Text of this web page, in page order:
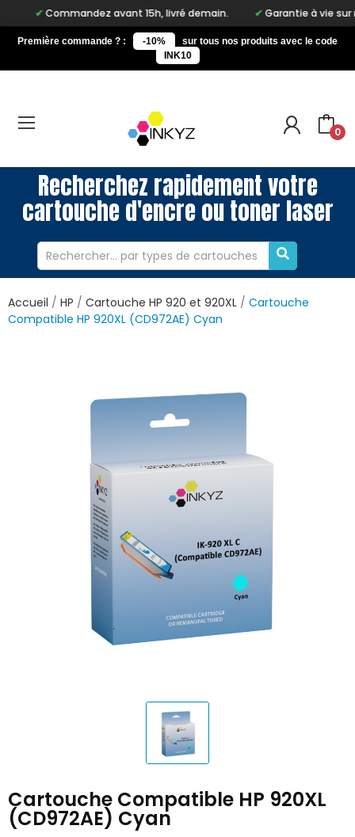
Commandez avant 15h, livré demain. Garantie à vie sur notre
Première commande ? : -10%
sur tous nos produits avec le code
INK10
0
Recherchez rapidement votre
cartouche d'encre ou toner laser
Accueil HP Cartouche HP 920 et 920XL
Cartouche
Compatible HP 920XL (CD972AE) Cyan
Cartouche Compatible HP 920XL
(CD972AE) Cyan